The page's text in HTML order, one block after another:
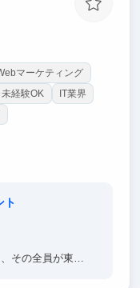
マーケティング
未経験OK
IT業界
ト
その全員が東大